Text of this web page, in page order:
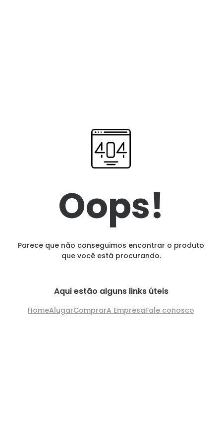
Oops!
Parece que não conseguimos encontrar o produto
que você está procurando.
Aqui estão alguns links úteis
HomeAlugarComprarA EmpresaFale conosco